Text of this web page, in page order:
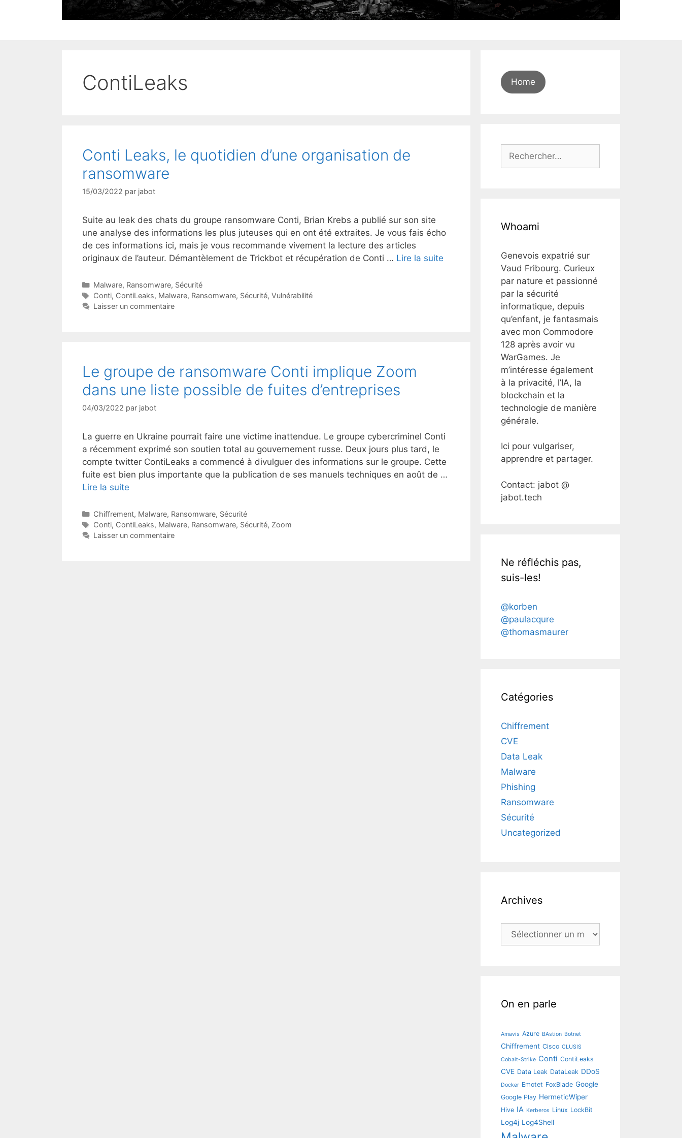
ContiLeaks
Conti Leaks, le quotidien d’une organisation de
ransomware
15/03/2022 par jabot
Suite au leak des chats du groupe ransomware Conti, Brian Krebs a publié sur son site
une analyse des informations les plus juteuses qui en ont été extraites. Je vous fais écho
de ces informations ici, mais je vous recommande vivement la lecture des articles
originaux de l’auteur. Démantèlement de Trickbot et récupération de Conti … Lire la suite
Catégories
Malware, Ransomware, Sécurité
Étiquettes
Conti, ContiLeaks, Malware, Ransomware, Sécurité, Vulnérabilité
Laisser un commentaire
Le groupe de ransomware Conti implique Zoom
dans une liste possible de fuites d’entreprises
04/03/2022 par jabot
La guerre en Ukraine pourrait faire une victime inattendue. Le groupe cybercriminel Conti
a récemment exprimé son soutien total au gouvernement russe. Deux jours plus tard, le
compte twitter ContiLeaks a commencé à divulguer des informations sur le groupe. Cette
fuite est bien plus importante que la publication de ses manuels techniques en août de …
Lire la suite
Catégories
Chiffrement, Malware, Ransomware, Sécurité
Étiquettes
Conti, ContiLeaks, Malware, Ransomware, Sécurité, Zoom
Laisser un commentaire
Home
Whoami
Genevois expatrié sur
Vaud Fribourg. Curieux
par nature et passionné
par la sécurité
informatique, depuis
qu’enfant, je fantasmais
avec mon Commodore
128 après avoir vu
WarGames. Je
m’intéresse également
à la privacité, l’IA, la
blockchain et la
technologie de manière
générale.
Ici pour vulgariser,
apprendre et partager.
Contact: jabot @
jabot.tech
Ne réfléchis pas,
suis-les!
@korben
@paulacqure
@thomasmaurer
Catégories
Chiffrement
CVE
Data Leak
Malware
Phishing
Ransomware
Sécurité
Uncategorized
Archives
Archives
On en parle
Amavis Azure BAstion Botnet
Chiffrement Cisco CLUSIS
Cobalt-Strike Conti ContiLeaks
CVE Data Leak DataLeak DDoS
Docker Emotet FoxBlade Google
Google Play HermeticWiper
Hive IA Kerberos Linux LockBit
Log4j Log4Shell